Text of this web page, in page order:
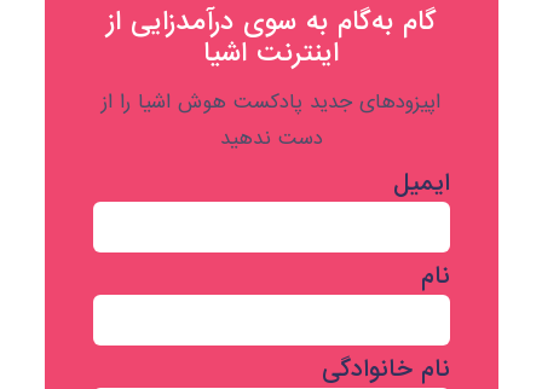
گام به‌گام به‌ سوی درآمدزایی از
اینترنت اشیا
اپیزودهای جدید پادکست هوش اشیا را از
دست ندهید
ایمیل
نام
نام خانوادگی